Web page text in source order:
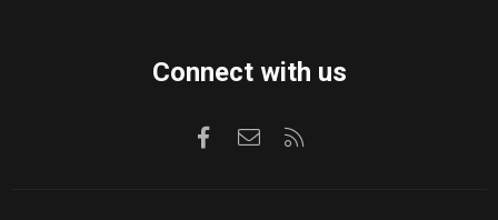
Connect with us
FacebookKontaktirajte nas